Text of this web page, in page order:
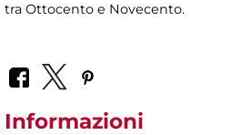
tra Ottocento e Novecento.
Informazioni